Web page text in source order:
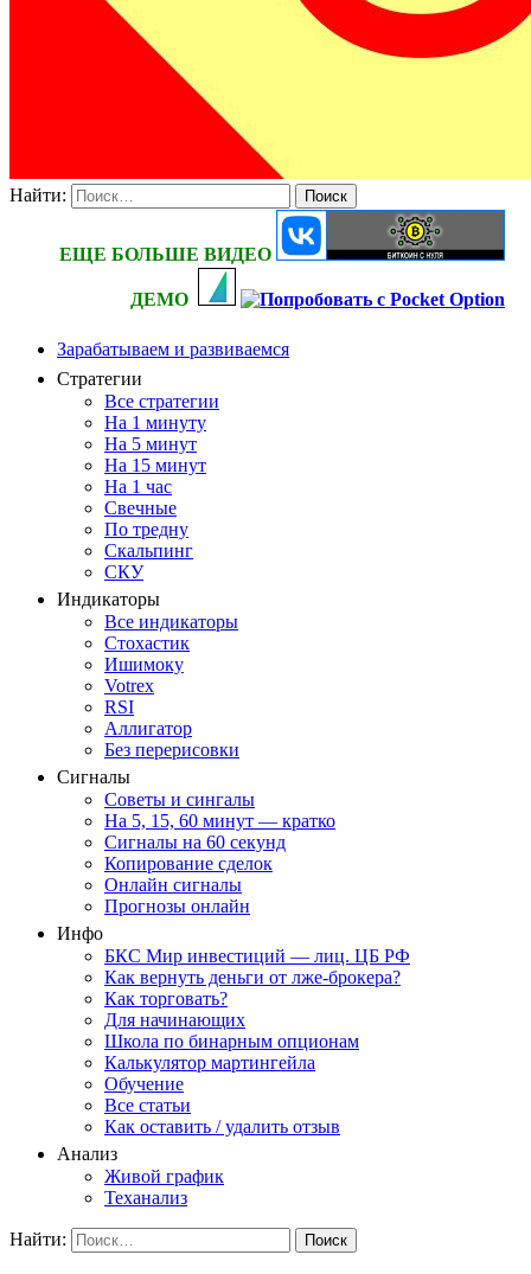
Найти:
ЕЩЕ БОЛЬШЕ ВИДЕО
ДЕМО
Зарабатываем и развиваемся
Стратегии
Все стратегии
На 1 минуту
На 5 минут
На 15 минут
На 1 час
Свечные
По тредну
Скальпинг
СКУ
Индикаторы
Все индикаторы
Стохастик
Ишимоку
Votrex
RSI
Аллигатор
Без перерисовки
Сигналы
Советы и сингалы
На 5, 15, 60 минут — кратко
Сигналы на 60 секунд
Копирование сделок
Онлайн сигналы
Прогнозы онлайн
Инфо
БКС Мир инвестиций — лиц. ЦБ РФ
Как вернуть деньги от лже-брокера?
Как торговать?
Для начинающих
Школа по бинарным опционам
Калькулятор мартингейла
Обучение
Все статьи
Как оставить / удалить отзыв
Анализ
Живой график
Теханализ
Найти: